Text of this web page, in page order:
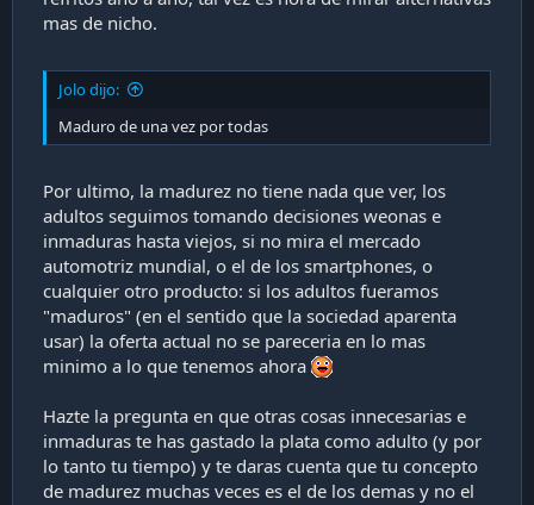
mas de nicho.
Jolo dijo:
Maduro de una vez por todas
Por ultimo, la madurez no tiene nada que ver, los
adultos seguimos tomando decisiones weonas e
inmaduras hasta viejos, si no mira el mercado
automotriz mundial, o el de los smartphones, o
cualquier otro producto: si los adultos fueramos
"maduros" (en el sentido que la sociedad aparenta
usar) la oferta actual no se pareceria en lo mas
minimo a lo que tenemos ahora
Hazte la pregunta en que otras cosas innecesarias e
inmaduras te has gastado la plata como adulto (y por
lo tanto tu tiempo) y te daras cuenta que tu concepto
de madurez muchas veces es el de los demas y no el